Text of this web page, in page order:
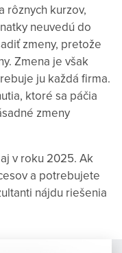
rôznych kurzov,
neuvedú do
zmeny, pretože
Zmena je však
ju každá firma.
ktoré sa páčia
zmeny
v roku 2025. Ak
a potrebujete
nájdu riešenia